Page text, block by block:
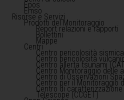
Epos
Emso
Risorse e Servizi
Prodotti del Monitoraggio
Report relazioni e rapporti
Bollettini
Mappe
Centri
Centro pericolosità
Centro pericolosità
Centro allerta tsunami
Centro Monitoraggio delle
Centro di Osservazioni
Centro per il Monitoraggio
Centro di
Telescope (CCGET)